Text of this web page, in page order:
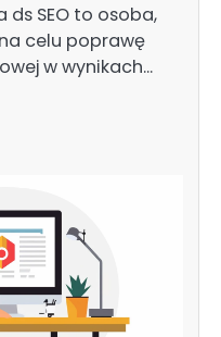
ds SEO to osoba,
celu poprawę
w wynikach…